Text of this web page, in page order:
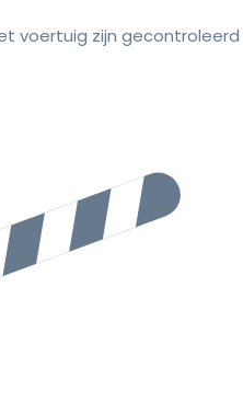
voertuig zijn gecontroleerd